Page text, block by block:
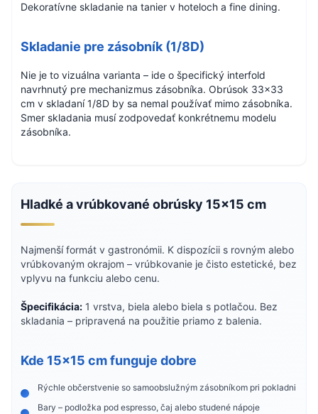
Dekoratívne skladanie na tanier v hoteloch a fine dining.
Skladanie pre zásobník (1/8D)
Nie je to vizuálna varianta – ide o špecifický interfold
navrhnutý pre mechanizmus zásobníka. Obrúsok 33×33
cm v skladaní 1/8D by sa nemal používať mimo zásobníka.
Smer skladania musí zodpovedať konkrétnemu modelu
zásobníka.
Hladké a vrúbkované obrúsky 15×15 cm
Najmenší formát v gastronómii. K dispozícii s rovným alebo
vrúbkovaným okrajom – vrúbkovanie je čisto estetické, bez
vplyvu na funkciu alebo cenu.
Špecifikácia: 1 vrstva, biela alebo biela s potlačou. Bez
skladania – pripravená na použitie priamo z balenia.
Kde 15×15 cm funguje dobre
Rýchle občerstvenie so samoobslužným zásobníkom pri pokladni
Bary – podložka pod espresso, čaj alebo studené nápoje